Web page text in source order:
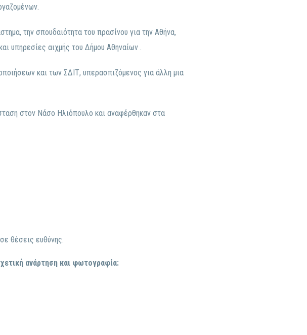
την σπουδαιότητα του πρασίνου για την Αθήνα,
υπηρεσίες αιχμής του Δήμου Αθηναίων .
και των ΣΔΙΤ, υπερασπιζόμενος για άλλη μια
στον Νάσο Ηλιόπουλο και αναφέρθηκαν στα
θέσεις ευθύνης.
ανάρτηση και φωτογραφία: